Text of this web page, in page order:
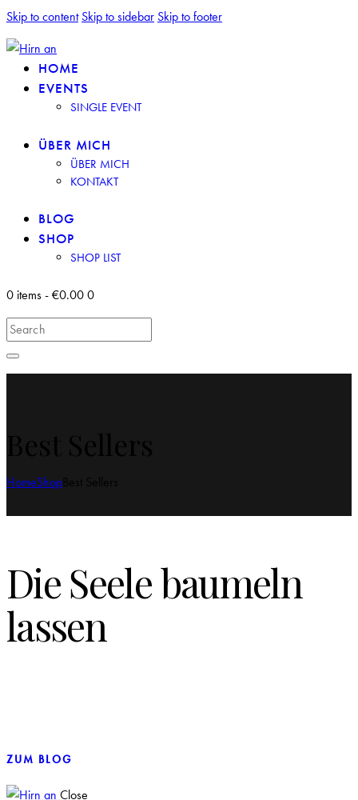
Skip to content Skip to sidebar Skip to footer
HOME
EVENTS
SINGLE EVENT
ÜBER MICH
ÜBER MICH
KONTAKT
BLOG
SHOP
SHOP LIST
0 items-€0.000
HomeShop
Die Seele baumeln
lassen
ZUM BLOG
Close